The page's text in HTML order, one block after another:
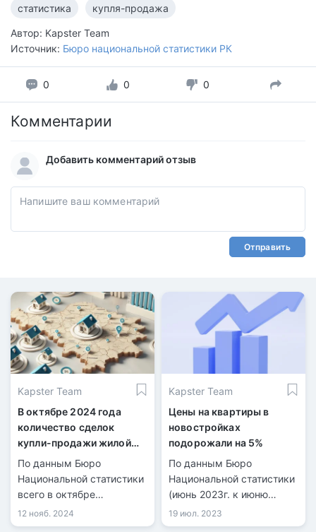
статистика купля-продажа
Автор: Kapster Team
Источник: Бюро национальной статистики РК
0 0 0
Комментарии
Добавить комментарий отзыв
Отправить
Kapster Team
В октябре 2024 года
количество сделок
купли-продажи жилой
недвижимости
уменьшилось на 1%
По данным Бюро
Национальной статистики
всего в октябре
количество
зарегистрированных
12 нояб. 2024
Kapster Team
Цены на квартиры в
новостройках
подорожали на 5%
По данным Бюро
Национальной статистики
(июнь 2023г. к июню
2022г.) квартиры на
вторичном рынке
19 июл. 2023